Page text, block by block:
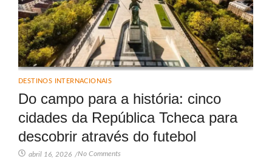
DESTINOS INTERNACIONAIS
Do campo para a história: cinco
cidades da República Tcheca para
descobrir através do futebol
abril 16, 2026 /No Comments